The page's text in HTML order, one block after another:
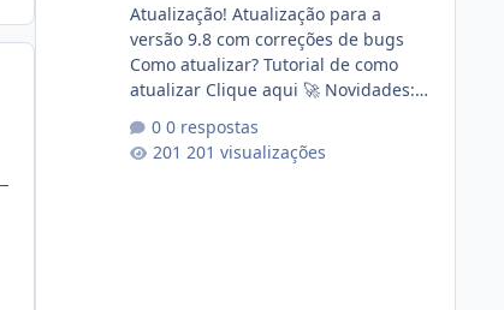
Atualização! Atualização para a
versão 9.8 com correções de bugs
Como atualizar? Tutorial de como
atualizar Clique aqui 🚀 Novidades:
publico para consulta de sub.dominio
autorizado a usasr o isistem:
0 respostas
201 visualizações